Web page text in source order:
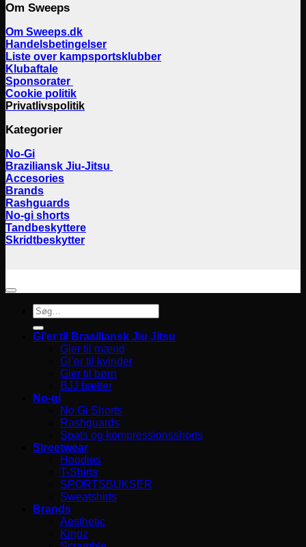
Om Sweeps
Om Sweeps.dk
Handelsbetingelser
Liste over kampsportsklubber
Klubaftale
Sponsorater
Cookie politik
Privatlivspolitik
Kategorier
No-Gi
Braziliansk Jiu-Jitsu
Accesories
Brands
Rashguards
No-gi shorts
Tandbeskyttere
Skridtbeskytter
Søg
efter:
Gi’er til Brasiliansk Jiu Jitsu
Gier til mænd
Gi’er til kvinder
Gier til børn
BJJ bælter
No-gi
No Gi Shorts
Rashguards
Spats og kompressionsshorts
Streetwear
Hoodies
T-Shirts
SPORTSBUKSER
Sweatshirts
Brands
Aesthetic
Kingz